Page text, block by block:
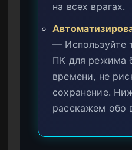
на всех врагах.
— Используйте
ПК для режима
времени, не
сохранение.
расскажем обо